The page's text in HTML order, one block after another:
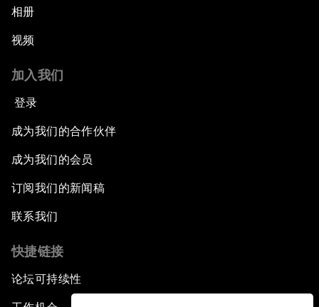
相册
视频
加入我们
登录
成为我们的合作伙伴
成为我们的会员
订阅我们的新闻稿
联系我们
快捷链接
论坛可持续性